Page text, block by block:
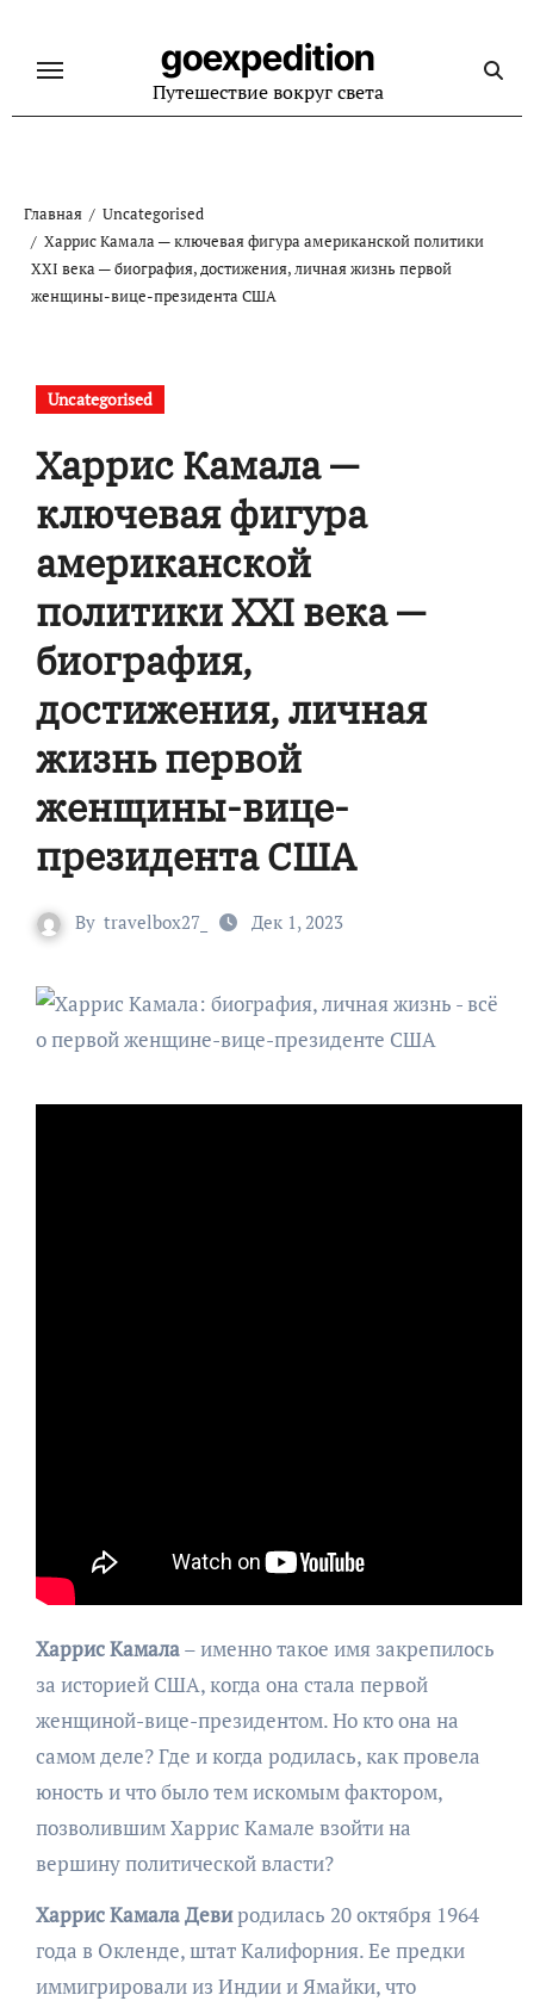
содержанию
goexpedition
Путешествие вокруг света
Главная
Uncategorised
Харрис Камала — ключевая фигура американской политики
XXI века — биография, достижения, личная жизнь первой
женщины-вице-президента США
Uncategorised
Харрис Камала —
ключевая фигура
американской
политики XXI века —
биография,
достижения, личная
жизнь первой
женщины-вице-
президента США
By travelbox27_ Дек 1, 2023
Харрис Камала– именно такое имя закрепилось
за историей США, когда она стала первой
женщиной-вице-президентом. Но кто она на
самом деле? Где и когда родилась, как провела
юность и что было тем искомым фактором,
позволившим Харрис Камале взойти на
вершину политической власти?
Харрис Камала Девиродилась 20 октября 1964
года в Окленде, штат Калифорния. Ее предки
иммигрировали из Индии и Ямайки, что